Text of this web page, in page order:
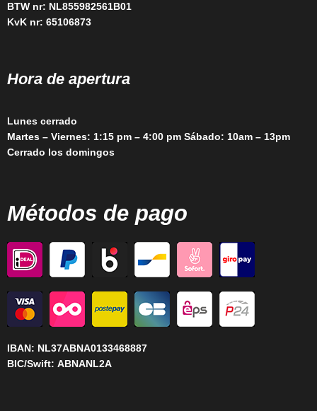
BTW nr: NL855982561B01
KvK nr: 65106873
Hora de apertura
Lunes cerrado
Martes – Viernes: 1:15 pm – 4:00 pm Sábado: 10am – 13pm
Cerrado los domingos
Métodos de pago
IBAN: NL37ABNA0133468887
BIC/Swift: ABNANL2A